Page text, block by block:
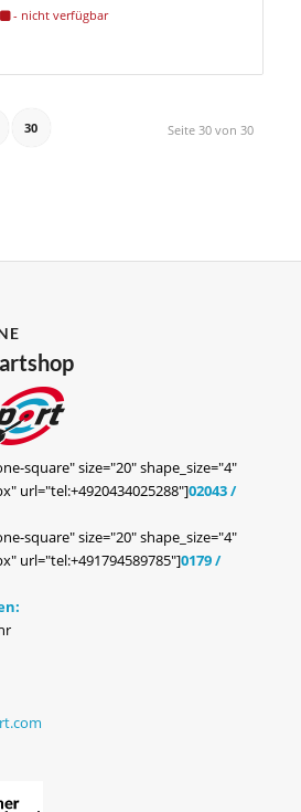
- nicht verfügbar
Seite 30 von 30
30
square" size="20" shape_size="4"
url="tel:+4920434025288"]02043 /
square" size="20" shape_size="4"
url="tel:+491794589785"]0179 /